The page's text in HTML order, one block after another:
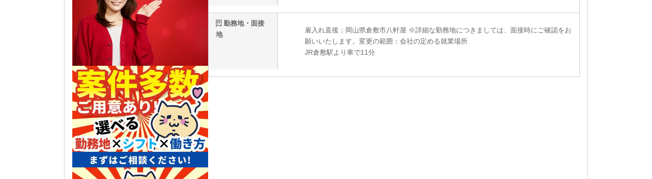
勤務地・面接
地
雇入れ直後：岡山県倉敷市八軒屋 ※詳細な勤務地につきましては、面接時にご確認をお
願いいたします。変更の範囲：会社の定める就業場所
JR倉敷駅より車で11分